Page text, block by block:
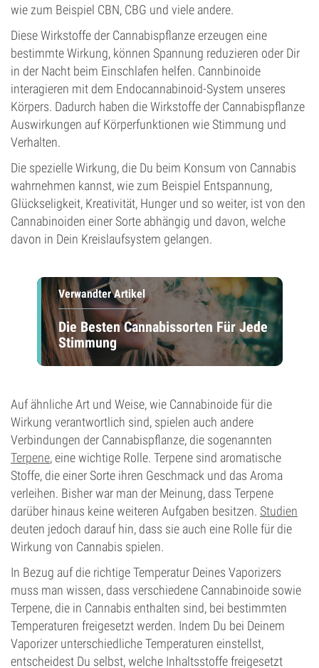
wie zum Beispiel CBN, CBG und viele andere.
Diese Wirkstoffe der Cannabispflanze erzeugen eine
bestimmte Wirkung, können Spannung reduzieren oder Dir
in der Nacht beim Einschlafen helfen. Cannbinoide
interagieren mit dem Endocannabinoid-System unseres
Körpers. Dadurch haben die Wirkstoffe der Cannabispflanze
Auswirkungen auf Körperfunktionen wie Stimmung und
Verhalten.
Die spezielle Wirkung, die Du beim Konsum von Cannabis
wahrnehmen kannst, wie zum Beispiel Entspannung,
Glückseligkeit, Kreativität, Hunger und so weiter, ist von den
Cannabinoiden einer Sorte abhängig und davon, welche
davon in Dein Kreislaufsystem gelangen.
Verwandter Artikel
Die Besten Cannabissorten Für Jede
Stimmung
Auf ähnliche Art und Weise, wie Cannabinoide für die
Wirkung verantwortlich sind, spielen auch andere
Verbindungen der Cannabispflanze, die sogenannten
Terpene, eine wichtige Rolle. Terpene sind aromatische
Stoffe, die einer Sorte ihren Geschmack und das Aroma
verleihen. Bisher war man der Meinung, dass Terpene
darüber hinaus keine weiteren Aufgaben besitzen. Studien
deuten jedoch darauf hin, dass sie auch eine Rolle für die
Wirkung von Cannabis spielen.
In Bezug auf die richtige Temperatur Deines Vaporizers
muss man wissen, dass verschiedene Cannabinoide sowie
Terpene, die in Cannabis enthalten sind, bei bestimmten
Temperaturen freigesetzt werden. Indem Du bei Deinem
Vaporizer unterschiedliche Temperaturen einstellst,
entscheidest Du selbst, welche Inhaltsstoffe freigesetzt